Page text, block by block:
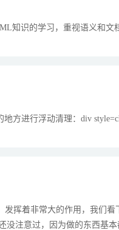
知识的学习，重视语义和
方进行浮动清理：div
发挥着非常大的作用，我们
没注意过，因为做的东西基